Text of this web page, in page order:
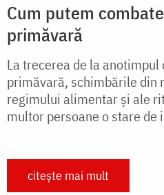
Cum putem
primăvară
La trecerea de la anotimpul
primăvară, schimbările din
regimului alimentar şi ale
multor persoane o stare de
citește mai mult